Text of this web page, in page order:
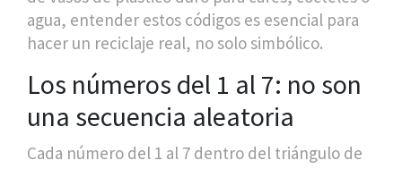
agua, entender estos códigos es esencial para
hacer un reciclaje real, no solo simbólico.
Los números del 1 al 7: no son
una secuencia aleatoria
Cada número del 1 al 7 dentro del triángulo de